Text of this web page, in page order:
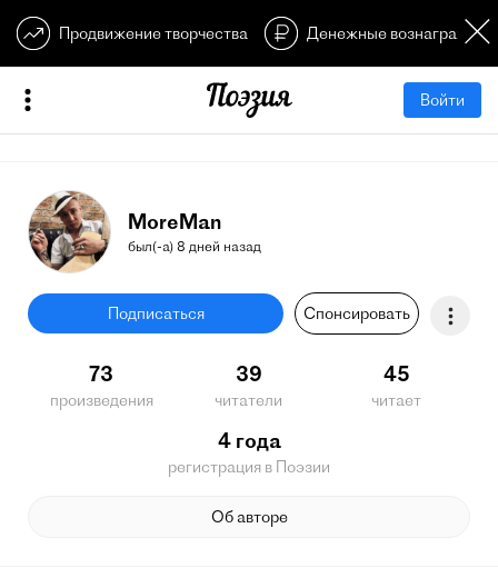
Продвижение творчества Денежные
Войти
MoreMan
был(-а) 8 дней назад
Подписаться Спонсировать
73
произведения
39
читатели
45
читает
4 года
регистрация в Поэзии
Об авторе